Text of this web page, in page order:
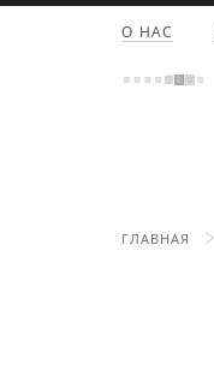
О НАС
ГЛАВНАЯ